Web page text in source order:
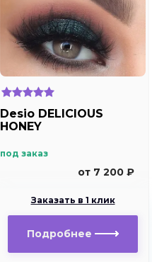
Desio DELICIOUS
HONEY
под заказ
от 7 200 ₽
Заказать в 1 клик
Подробнее